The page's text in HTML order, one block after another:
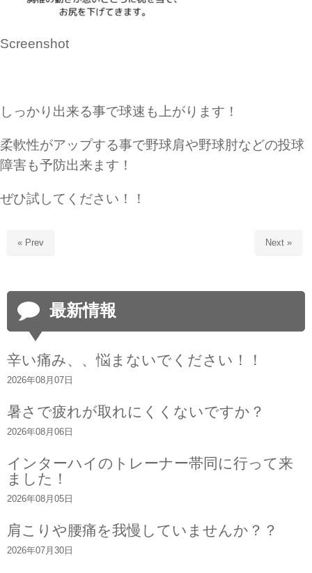
Screenshot
しっかり出来る事で球速も上がります！
柔軟性がアップする事で野球肩や野球肘などの投球
障害も予防出来ます！
ぜひ試してください！！
« Prev Next »
最新情報
辛い痛み、、悩まないでください！！
2026年08月07日
暑さで疲れが取れにくくないですか？
2026年08月06日
インターハイのトレーナー帯同に行って来
ました！
2026年08月05日
肩こりや腰痛を我慢していませんか？？
2026年07月30日